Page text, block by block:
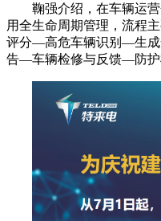
鞠强介绍，在车辆运
用全生命周期管理，流程
评分—高危车辆识别—生
告—车辆检修与反馈—防护